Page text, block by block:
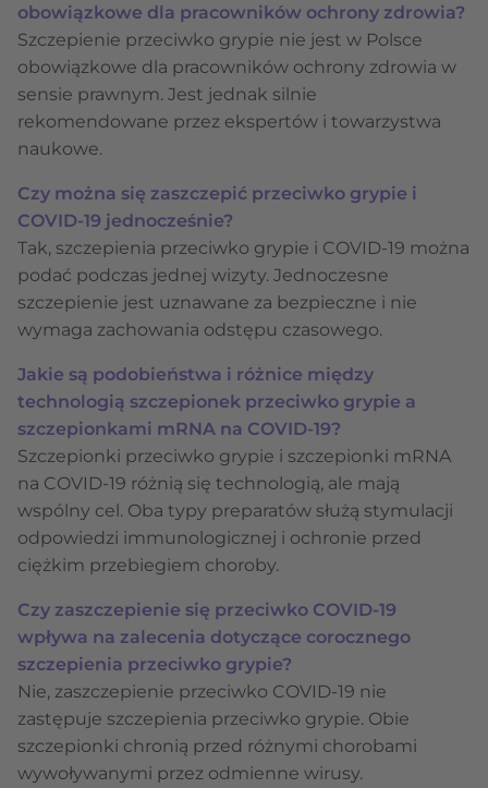
obowiązkowe dla pracowników ochrony zdrowia?
Szczepienie przeciwko grypie nie jest w Polsce
obowiązkowe dla pracowników ochrony zdrowia w
sensie prawnym. Jest jednak silnie
rekomendowane przez ekspertów i towarzystwa
naukowe.
Czy można się zaszczepić przeciwko grypie i
COVID-19 jednocześnie?
Tak, szczepienia przeciwko grypie i COVID-19 można
podać podczas jednej wizyty. Jednoczesne
szczepienie jest uznawane za bezpieczne i nie
wymaga zachowania odstępu czasowego.
Jakie są podobieństwa i różnice między
technologią szczepionek przeciwko grypie a
szczepionkami mRNA na COVID-19?
Szczepionki przeciwko grypie i szczepionki mRNA
na COVID-19 różnią się technologią, ale mają
wspólny cel. Oba typy preparatów służą stymulacji
odpowiedzi immunologicznej i ochronie przed
ciężkim przebiegiem choroby.
Czy zaszczepienie się przeciwko COVID-19
wpływa na zalecenia dotyczące corocznego
szczepienia przeciwko grypie?
Nie, zaszczepienie przeciwko COVID-19 nie
zastępuje szczepienia przeciwko grypie. Obie
szczepionki chronią przed różnymi chorobami
wywoływanymi przez odmienne wirusy.